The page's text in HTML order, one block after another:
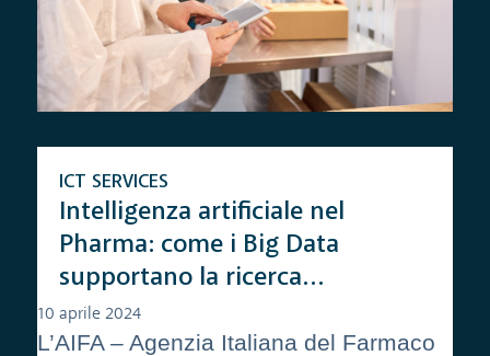
Intelligenza artificiale nel
Pharma: come i Big Data
supportano la ricerca
farmaceutica
ICT SERVICES
10 aprile 2024
L’AIFA – Agenzia Italiana del Farmaco